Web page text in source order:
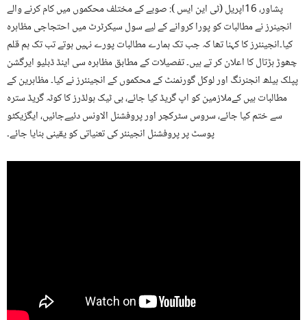
پشاور، 16اپریل (ٹی این ایس ): صوبے کے مختلف محکموں میں کام کرنے والے
انجینرز نے مطالبات کو پورا کروانے کے لیے سول سیکرٹرٹ میں احتجاجی مظاہرہ
کیا۔انجینئرز کا کہنا تھا کہ جب تک ہمارے مطالبات پورے نہیں ہوتے تب تک ہم قلم
چھوڑ ہڑتال کا اعلان کر تے ہیں۔ تفصیلات کے مطابق مظاہرہ سی اینڈ ڈبلیو ایرگشن
پپلک ہیلھ انجنرنگ اور لوکل گورنمنٹ کے محکموں کے انجینئرز نے کیا۔ مظاہرین کے
مطالبات ہیں کےملازمین کو اپ گریڈ کیا جائے، بی ٹیک ہولڈرز کا کوٹہ گریڈ سترہ
سے ختم کیا جائے، سروس سٹرکچر اور پروفشنل الاونس دئیےجائیں، ایگزیکٹو
پوسٹ پر پروفشنل انجینئر کی تعنیاتی کو یقینی بنایا جائے۔